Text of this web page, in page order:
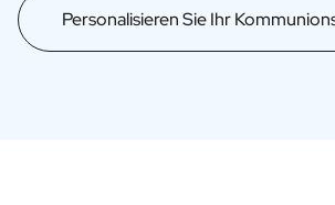
Personalisieren Sie Ihr